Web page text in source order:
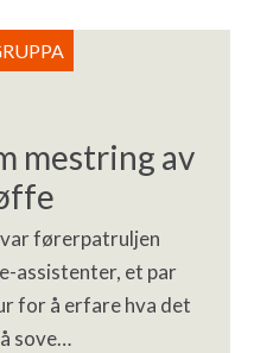
mestring av
førerpatruljen
assistenter, et par
for å erfare hva det
sove…